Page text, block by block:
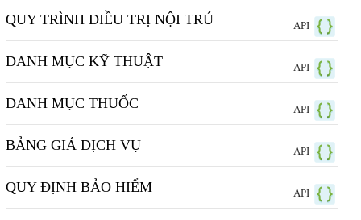
QUY TRÌNH ĐIỀU TRỊ NỘI TRÚ API
DANH MỤC KỸ THUẬT API
DANH MỤC THUỐC API
BẢNG GIÁ DỊCH VỤ API
QUY ĐỊNH BẢO HIỂM API